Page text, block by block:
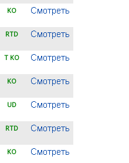
KO
RTD
T KO
KO
UD
RTD
KO